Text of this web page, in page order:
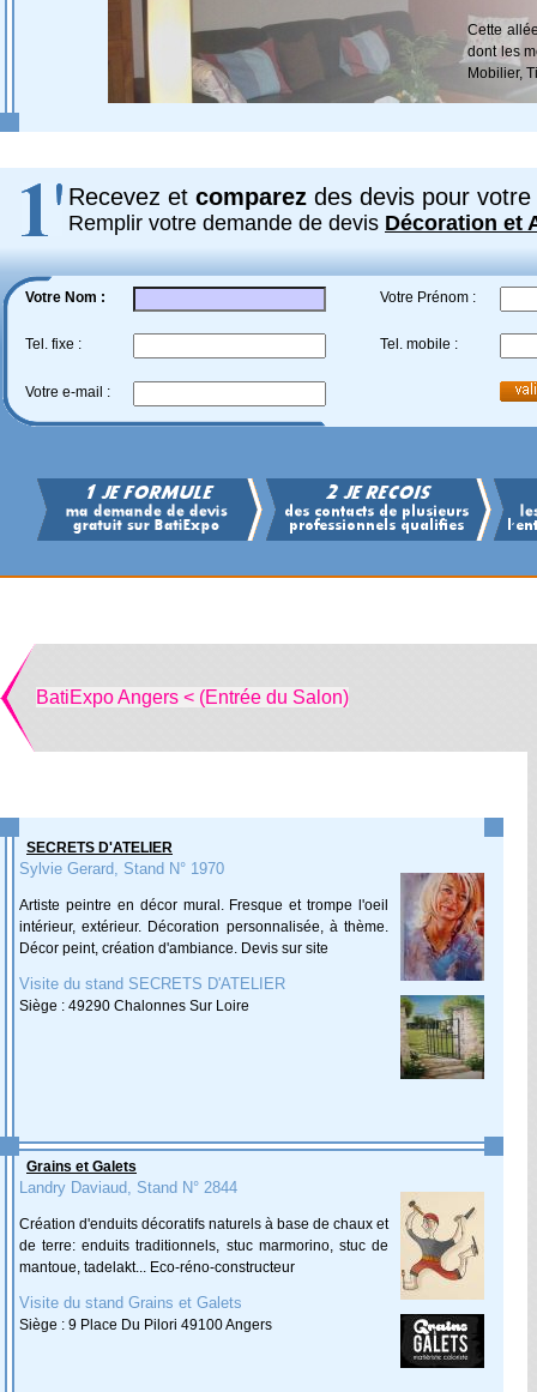
Cette
dont les
Mobilier,
Recevez et comparez des devis pour votre
Remplir votre demande de devis Décoration et
Votre Nom : Votre Prénom :
Tel. fixe : Tel. mobile :
Votre e-mail :
BatiExpo Angers < (Entrée du Salon)
SECRETS D'ATELIER
Sylvie Gerard, Stand N° 1970
Artiste peintre en décor mural. Fresque et trompe l'oeil
intérieur, extérieur. Décoration personnalisée, à thème.
Décor peint, création d'ambiance. Devis sur site
Visite du stand SECRETS D'ATELIER
Siège : 49290 Chalonnes Sur Loire
Grains et Galets
Landry Daviaud, Stand N° 2844
Création d'enduits décoratifs naturels à base de chaux et
de terre: enduits traditionnels, stuc marmorino, stuc de
mantoue, tadelakt... Eco-réno-constructeur
Visite du stand Grains et Galets
Siège : 9 Place Du Pilori 49100 Angers